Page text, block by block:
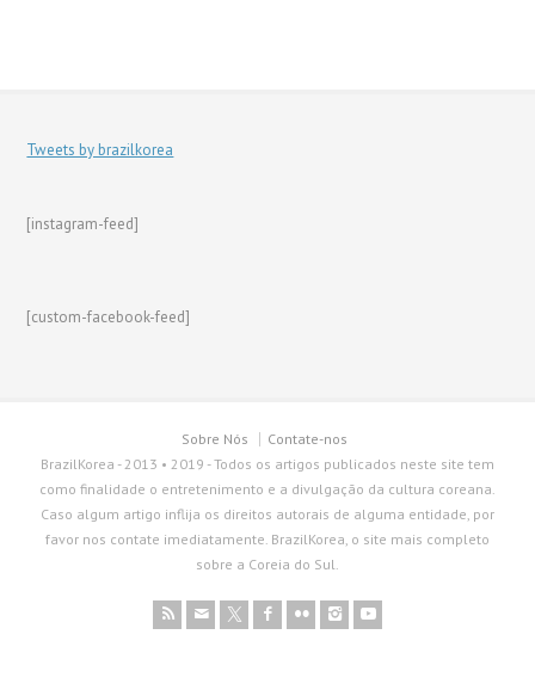
Tweets by brazilkorea
[instagram-feed]
[custom-facebook-feed]
Sobre Nós
Contate-nos
BrazilKorea - 2013 • 2019 - Todos os artigos publicados neste site tem
como finalidade o entretenimento e a divulgação da cultura coreana.
Caso algum artigo inflija os direitos autorais de alguma entidade, por
favor nos contate imediatamente. BrazilKorea, o site mais completo
sobre a Coreia do Sul.